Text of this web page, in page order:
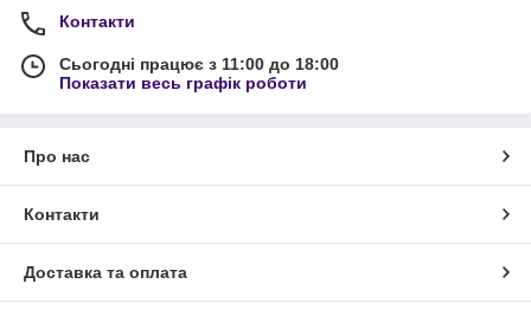
Контакти
Сьогодні працює з 11:00 до 18:00
Показати весь графік роботи
Про нас
Контакти
Доставка та оплата